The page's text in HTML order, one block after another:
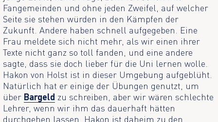
Fangemeinden und ohne jeden Zweifel, auf welcher
Seite sie stehen würden in den Kämpfen der
Zukunft. Andere haben schnell aufgegeben. Eine
Frau meldete sich nicht mehr, als wir einen ihrer
Texte nicht ganz so toll fanden, und eine andere
sagte, dass sie doch lieber für die Uni lernen wolle.
Hakon von Holst ist in dieser Umgebung aufgeblüht.
Natürlich hat er einige der Übungen genutzt, um
über Bargeld zu schreiben, aber wir wären schlechte
Lehrer, wenn wir ihm das dauerhaft hätten
durchgehen lassen. Hakon ist daheim zu den